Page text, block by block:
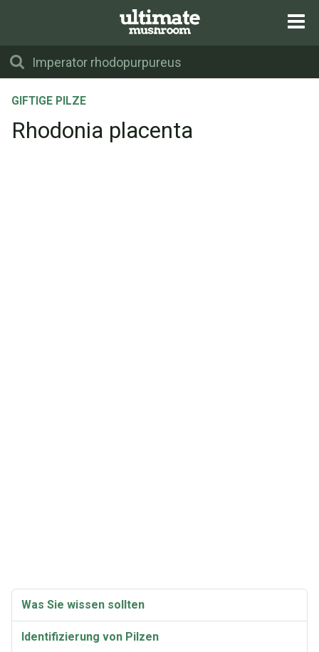
GIFTIGE PILZE
Rhodonia placenta
Was Sie wissen sollten
Identifizierung von Pilzen